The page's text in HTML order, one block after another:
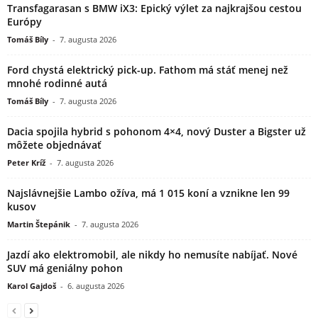
Transfagarasan s BMW iX3: Epický výlet za najkrajšou cestou
Európy
Tomáš Bíly - 7. augusta 2026
Ford chystá elektrický pick-up. Fathom má stáť menej než
mnohé rodinné autá
Tomáš Bíly - 7. augusta 2026
Dacia spojila hybrid s pohonom 4×4, nový Duster a Bigster už
môžete objednávať
Peter Kríž - 7. augusta 2026
Najslávnejšie Lambo ožíva, má 1 015 koní a vznikne len 99
kusov
Martin Štepánik - 7. augusta 2026
Jazdí ako elektromobil, ale nikdy ho nemusíte nabíjať. Nové
SUV má geniálny pohon
Karol Gajdoš - 6. augusta 2026